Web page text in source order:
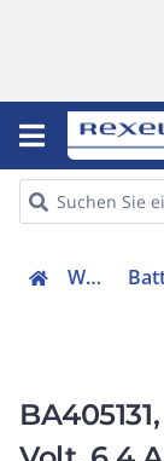
Werkzeuge